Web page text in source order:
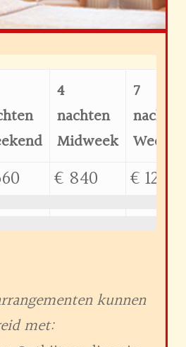
4
nachten
Midweek
7
nachten
Week
€ 840 € 1225
kunnen
met: